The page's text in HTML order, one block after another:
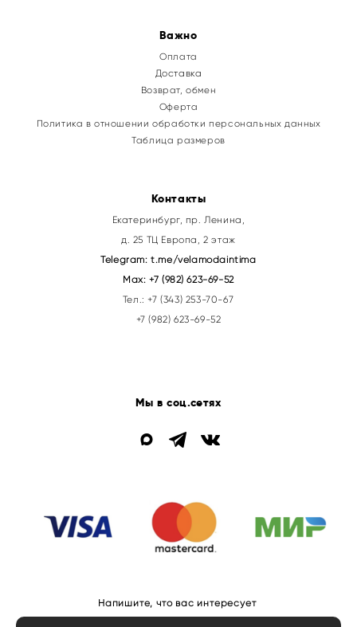
Важно
Оплата
Доставка
Возврат, обмен
Оферта
Политика в отношении обработки персональных данных
Таблица размеров
Контакты
Екатеринбург, пр. Ленина,
д. 25 ТЦ Европа, 2 этаж
Telegram:t.me/velamodaintima
Max:+7 (982) 623-69-52
Тел.:+7 (343) 253-70-67
+7 (982) 623-69-52
Мы в соц.сетях
Напишите, что вас интересует